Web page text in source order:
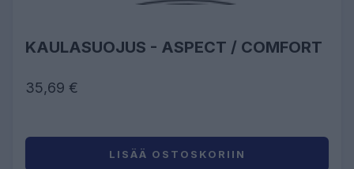
KAULASUOJUS - ASPECT / COMFORT
35,69 €
LISÄÄ OSTOSKORIIN